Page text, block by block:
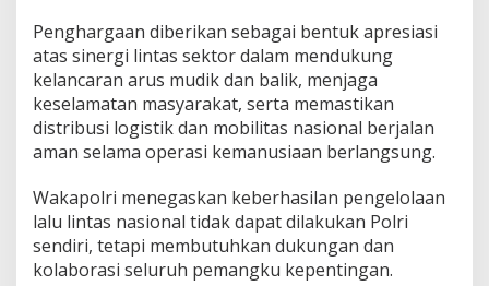
b
a
g
a
e
n
u
k
n
g
Penghargaan diberikan sebagai bentuk apresiasi
atas sinergi lintas sektor dalam mendukung
kelancaran arus mudik dan balik, menjaga
keselamatan masyarakat, serta memastikan
distribusi logistik dan mobilitas nasional berjalan
aman selama operasi kemanusiaan berlangsung.
Wakapolri menegaskan keberhasilan pengelolaan
lalu lintas nasional tidak dapat dilakukan Polri
sendiri, tetapi membutuhkan dukungan dan
kolaborasi seluruh pemangku kepentingan.